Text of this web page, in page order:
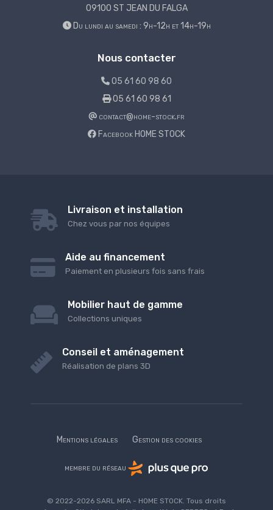
09100 ST JEAN DU FALGA
Du lundi au samedi : 9h-12h et 14h-19h
Nous contacter
05 61 60 98 60
05 61 60 98 61
contact@home-stock.fr
Facebook HOME STOCK
Livraison et installation
Chez vous par nos équipes
Aide au financement
Paiement en plusieurs fois sans frais
Mobilier haut de gamme
Collections uniques
Conseil et aménagement
Réalisation de plans 3D
Mentions légales Gestion des cookies
membre du réseau
© 2022-2026 SARL MFA - HOME STOCK. Tous droits